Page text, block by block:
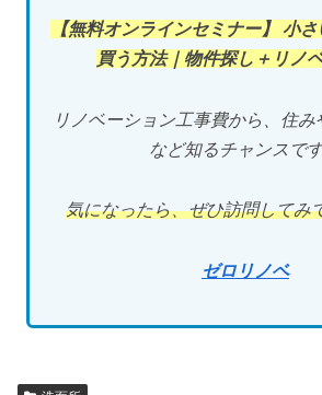
【無料オンラインセミナー】 小
買う方法｜物件探し＋リノ
リノベーション工事費から、住
など知るチャンスです
気になったら、ぜひ訪問してみ
ゼロリノベ